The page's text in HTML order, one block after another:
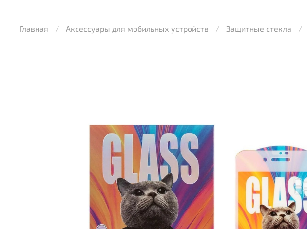
Главная Аксессуары для мобильных устройств Защитные стекла